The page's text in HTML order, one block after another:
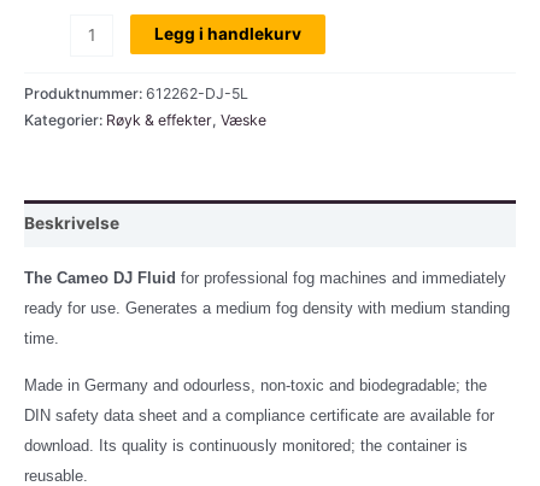
Fluid,
standard
alle
5ltr
antall
Legg i handlekurv
Produktnummer: 612262-DJ-5L
Kategorier: Røyk & effekter, Væske
Beskrivelse
The Cameo DJ Fluid for professional fog machines and immediately
ready for use. Generates a medium fog density with medium standing
time.
Made in Germany and odourless, non-toxic and biodegradable; the
DIN safety data sheet and a compliance certificate are available for
download. Its quality is continuously monitored; the container is
reusable.